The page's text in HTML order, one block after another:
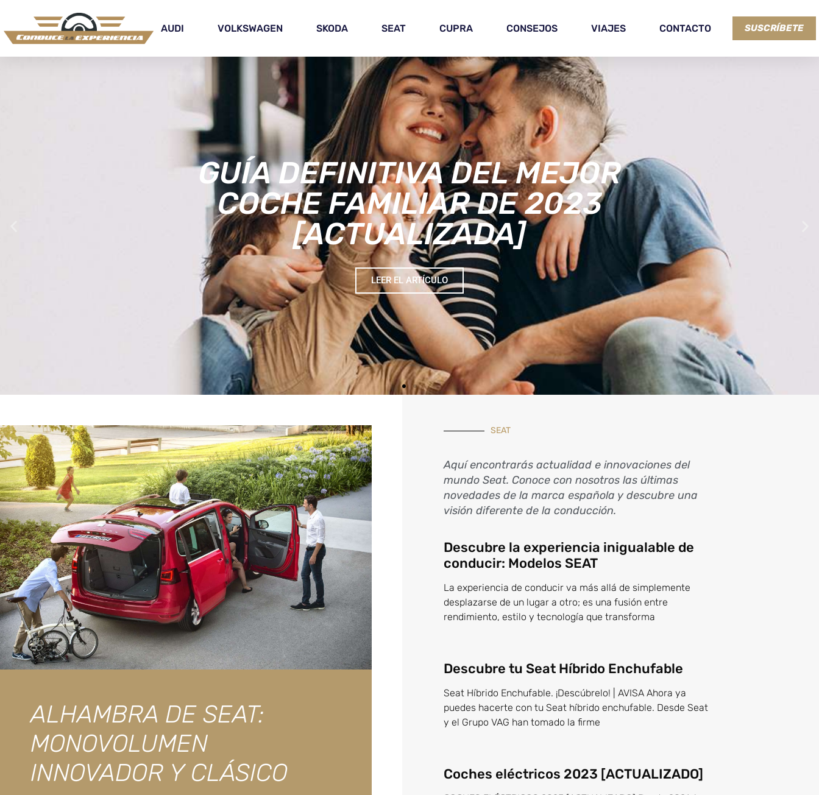
AUDI VOLKSWAGEN SKODA SEAT CUPRA CONSEJOS VIAJES CONTACTO SUSCRÍBETE
COCHES PARA JÓVENES: LOS
MEJORES MODELOS DE 2023
[ACTUALIZADA]
LEER EL ARTÍCULO
ALHAMBRA DE SEAT:
MONOVOLUMEN
INNOVADOR Y CLÁSICO
SEAT
Aquí encontrarás actualidad e innovaciones del
mundo Seat. Conoce con nosotros las últimas
novedades de la marca española y descubre una
visión diferente de la conducción.
Descubre la experiencia inigualable de
conducir: Modelos SEAT
La experiencia de conducir va más allá de simplemente
desplazarse de un lugar a otro; es una fusión entre
rendimiento, estilo y tecnología que transforma
Descubre tu Seat Híbrido Enchufable
Seat Híbrido Enchufable. ¡Descúbrelo! | AVISA Ahora ya
puedes hacerte con tu Seat híbrido enchufable. Desde Seat
y el Grupo VAG han tomado la firme
Coches eléctricos 2023 [ACTUALIZADO]